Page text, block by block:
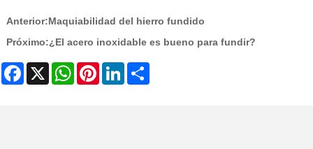
Anterior:Maquiabilidad del hierro fundido
Próximo:¿El acero inoxidable es bueno para fundir?
Facebook
X WhatsAppPinterestLinkedIn